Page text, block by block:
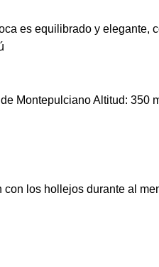
es equilibrado y elegante,
Montepulciano Altitud: 350
los hollejos durante al